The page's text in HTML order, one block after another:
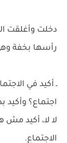
دخلت وأغلقت
رأسها بخفة
ـ أكيد في
اجتماع؟ وأكيد
لا لا، أكيد
الاجتماع.